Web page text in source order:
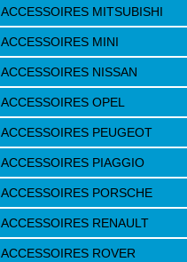
ACCESSOIRES MITSUBISHI
ACCESSOIRES MINI
ACCESSOIRES NISSAN
ACCESSOIRES OPEL
ACCESSOIRES PEUGEOT
ACCESSOIRES PIAGGIO
ACCESSOIRES PORSCHE
ACCESSOIRES RENAULT
ACCESSOIRES ROVER